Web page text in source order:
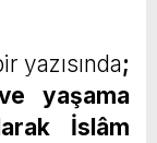
yazısında;
yaşama
İslâm